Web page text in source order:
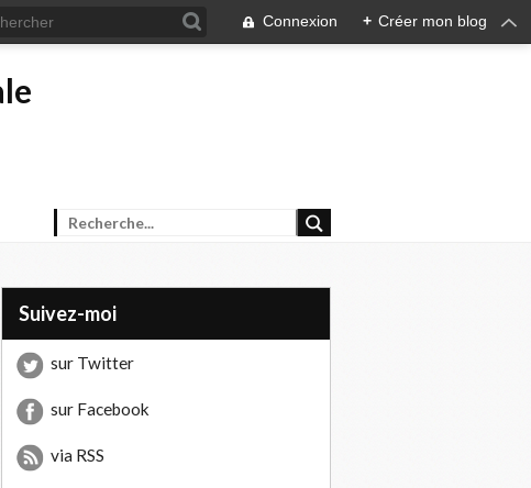
Connexion + Créer mon blog
Suivez-moi
sur Twitter
sur Facebook
via RSS